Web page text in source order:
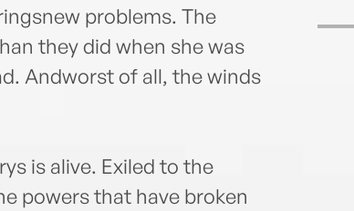
problems. The
they did when she was
Andworst of all, the winds
is alive. Exiled to the
powers that have broken